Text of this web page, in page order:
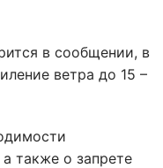
в сообщении, в
ветра до 15 –
также о запрете